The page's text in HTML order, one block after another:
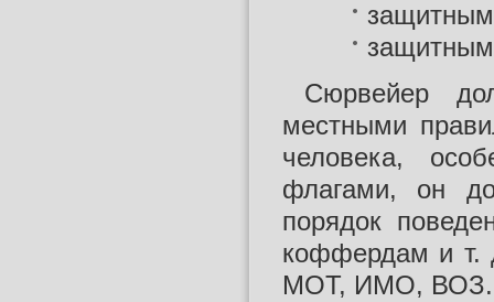
Сюрвейер
местными
человека,
флагами, он
порядок
коффердам и т.
МОТ, ИМО, ВОЗ.